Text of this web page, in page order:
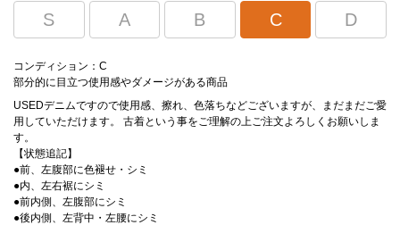
S A B C D
コンディション：C
部分的に目立つ使用感やダメージがある商品
USEDデニムですので使用感、擦れ、色落ちなどございますが、まだまだご愛
用していただけます。 古着という事をご理解の上ご注文よろしくお願いしま
す。
【状態追記】
●前、左腹部に色褪せ・シミ
●内、左右裾にシミ
●前内側、左腹部にシミ
●後内側、左背中・左腰にシミ